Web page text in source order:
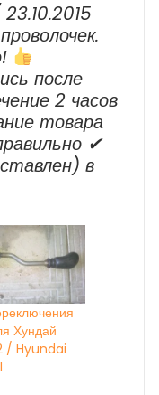
после
2 часов
товара
✔
в
Хундай
/ Hyundai